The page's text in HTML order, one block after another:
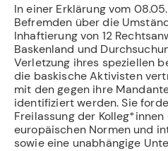
In einer Erklärung vom
Befremden über die
Inhaftierung von 12
Baskenland und
Verletzung ihres speziellen
die baskische Aktivisten
mit den gegen ihre
identifiziert werden. Sie
Freilassung der
europäischen Normen und
sowie eine unabhängige